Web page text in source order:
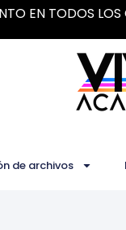
EN TODOS
de archivos